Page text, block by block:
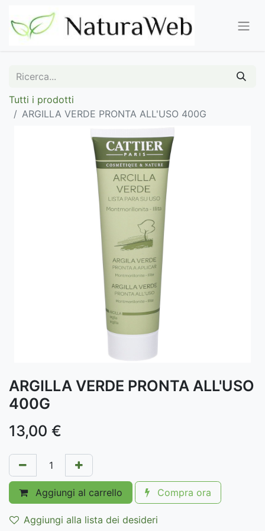
Tutti i prodotti
ARGILLA VERDE PRONTA ALL'USO 400G
ARGILLA VERDE PRONTA ALL'USO
400G
13,00 €
Aggiungi al carrello Compra ora
Aggiungi alla lista dei desideri